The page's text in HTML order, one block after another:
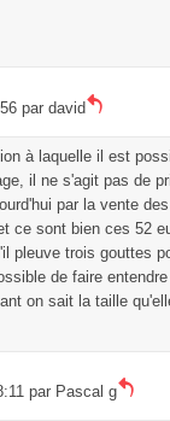
par david
à laquelle il est
il ne s'agit pas de
par la vente
ce sont bien ces 52
pleuve trois gouttes
de faire
on sait la taille
par Pascal g